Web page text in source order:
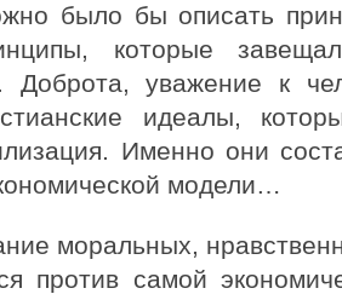
было бы описать
которые
Доброта, уважение к
идеалы,
Именно они
модели…
моральных,
против самой